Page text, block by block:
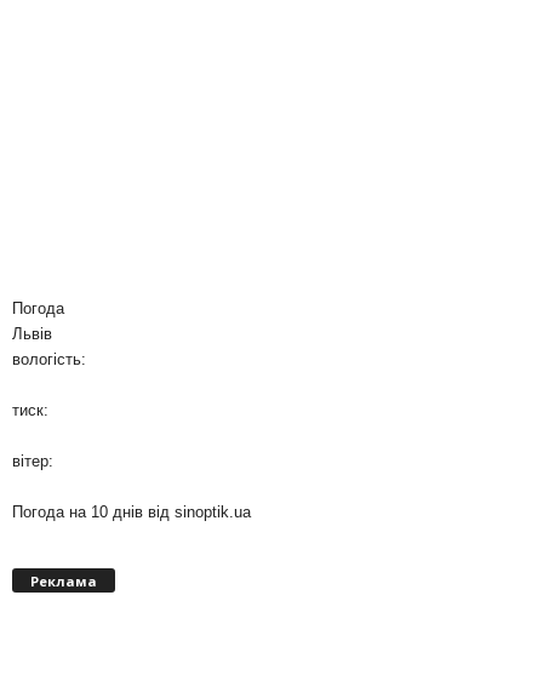
Погода
Львів
вологість:
тиск:
вітер:
Погода на 10 днів від sinoptik.ua
Реклама